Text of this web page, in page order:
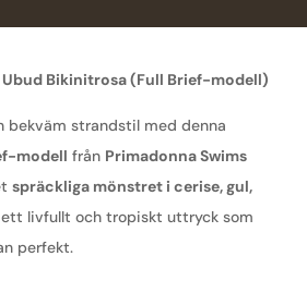
Ubud Bikinitrosa (Full Brief-modell)
bekväm strandstil med denna
modell från Primadonna Swims
spräckliga mönstret i cerise, gul,
livfullt och tropiskt uttryck som
perfekt.